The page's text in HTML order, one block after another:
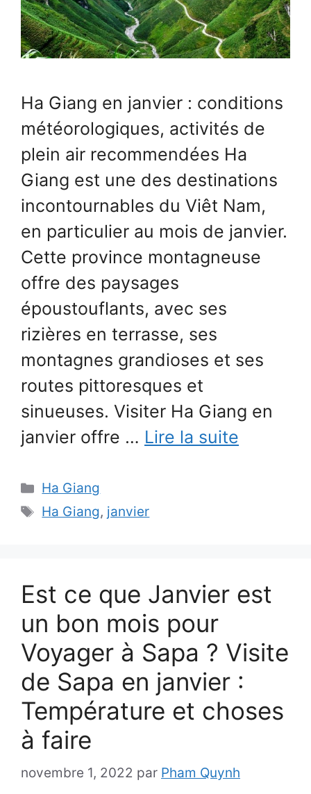
Ha Giang en janvier : conditions
météorologiques, activités de
plein air recommendées Ha
Giang est une des destinations
incontournables du Viêt Nam,
en particulier au mois de janvier.
Cette province montagneuse
offre des paysages
époustouflants, avec ses
rizières en terrasse, ses
montagnes grandioses et ses
routes pittoresques et
sinueuses. Visiter Ha Giang en
janvier offre … Lire la suite
Catégories
Ha Giang
Étiquettes
Ha Giang, janvier
Est ce que Janvier est
un bon mois pour
Voyager à Sapa ? Visite
de Sapa en janvier :
Température et choses
à faire
novembre 1, 2022 par Pham Quynh